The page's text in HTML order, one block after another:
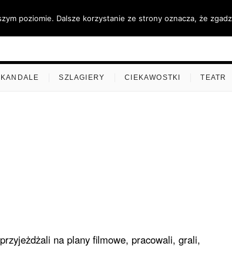
SZLAGIERY CIEKAWOSTKI TEATR
na plany filmowe, pracowali, grali,
poziomie. Dalsze korzystanie ze strony oznacza, że